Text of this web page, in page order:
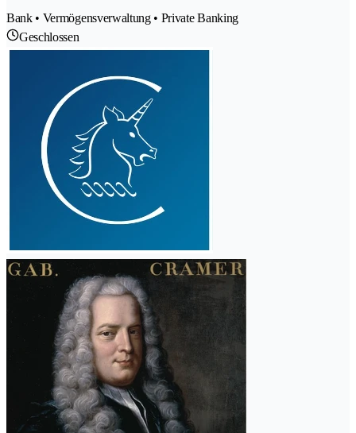
Bank • Vermögensverwaltung • Private Banking
Geschlossen